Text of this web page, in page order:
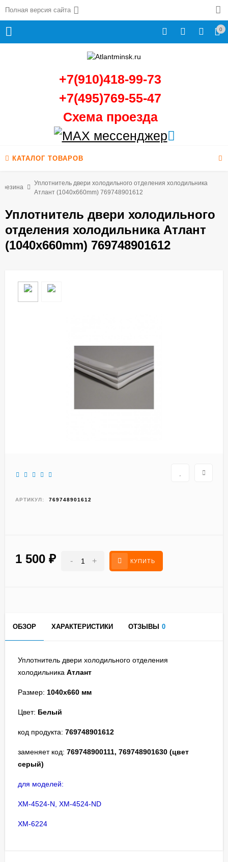
Полная версия сайта
0
+7(910)418-99-73
+7(495)769-55-47
Схема проезда
КАТАЛОГ ТОВАРОВ
резина
Уплотнитель двери холодильного отделения холодильника
Атлант (1040х660mm) 769748901612
Уплотнитель двери холодильного
отделения холодильника Атлант
(1040х660mm) 769748901612
АРТИКУЛ: 769748901612
1 500 ₽ - + КУПИТЬ
ОБЗОР ХАРАКТЕРИСТИКИ ОТЗЫВЫ 0
Уплотнитель двери холодильного отделения
холодильника Атлант
Размер: 1040х660 мм
Цвет: Белый
код продукта: 769748901612
заменяет код: 769748900111, 769748901630 (цвет
серый)
для моделей:
ХМ-4524-N, ХМ-4524-ND
ХМ-6224